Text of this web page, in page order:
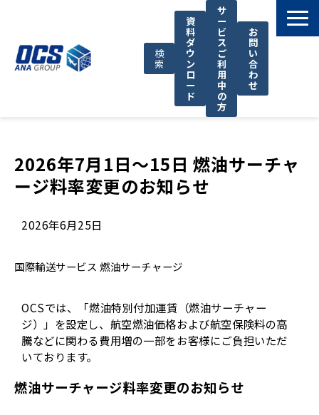
検
索
資
料
ダ
ウ
ン
ロ
ー
ド
サ
ー
ビ
ス
ご
利
用
中
の
方
お
問
い
合
わ
せ
OCSが選ばれる理由
お役立ち情報
2026年7月1日～15日 燃油サーチャ
ージ料率変更のお知らせ
2026年6月25日
国際輸送サービス 燃油サーチャージ
OCSでは、「燃油特別付加運賃（燃油サーチャー
ジ）」を設定し、航空燃油価格および航空保険料の高
騰などに関わる費用増の一部をお客様にご負担いただ
いております。
燃油サーチャージ料率変更のお知らせ